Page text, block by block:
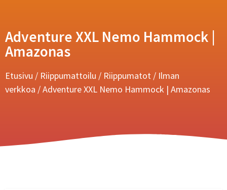
Adventure XXL Nemo Hammock |
Amazonas
Etusivu / Riippumattoilu / Riippumatot / Ilman
verkkoa / Adventure XXL Nemo Hammock | Amazonas